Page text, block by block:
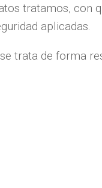
tratamos, con
aplicadas.
trata de forma